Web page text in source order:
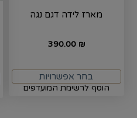
מארז לידה דגם נגה
390.00 ₪
בחר אפשרויות
הוסף לרשימת המועדפים